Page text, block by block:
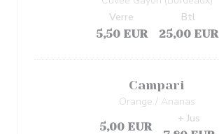
5,50 EUR
Verre
25,00 EUR
Btl
Campari
Orange / Ananas
5,00 EUR
+ Jus